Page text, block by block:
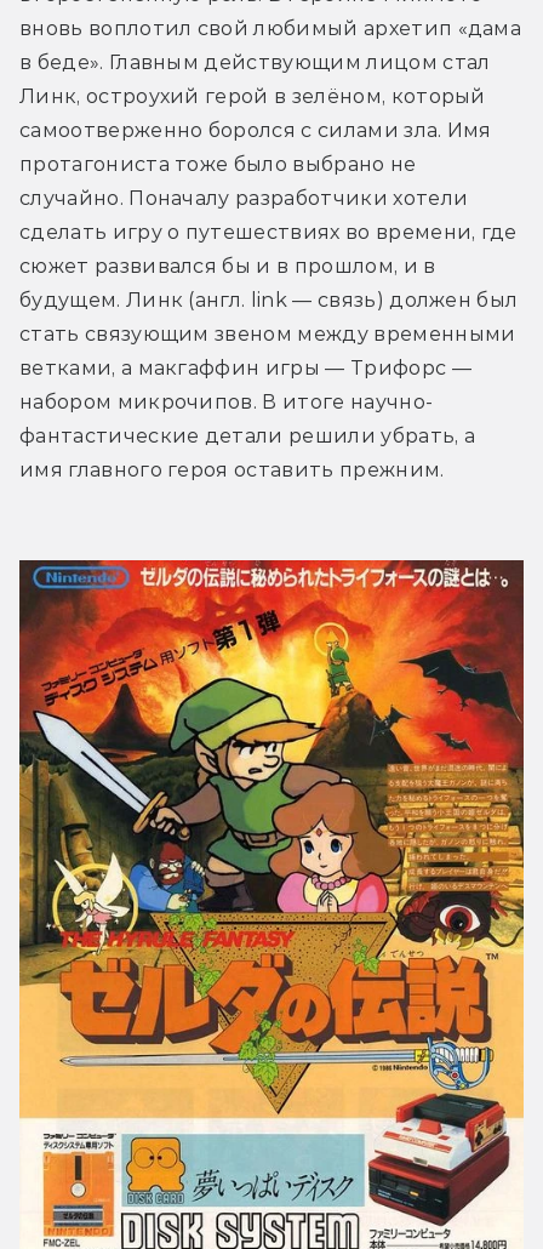
вновь воплотил свой любимый архетип «дама
в беде». Главным действующим лицом стал
Линк, остроухий герой в зелёном, который
самоотверженно боролся с силами зла. Имя
протагониста тоже было выбрано не
случайно. Поначалу разработчики хотели
сделать игру о путешествиях во времени, где
сюжет развивался бы и в прошлом, и в
будущем. Линк (англ. link — связь) должен был
стать связующим звеном между временными
ветками, а макгаффин игры — Трифорс —
набором микрочипов. В итоге научно-
фантастические детали решили убрать, а
имя главного героя оставить прежним.